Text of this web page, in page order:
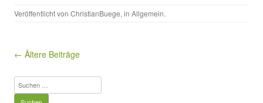
Veröffentlicht von ChristianBuege, in Allgemein.
Beitragsnavigation
← Ältere Beiträge
Suchen
nach: